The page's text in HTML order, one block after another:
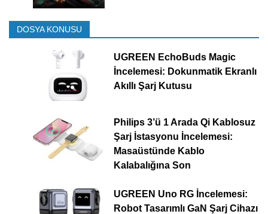
DOSYA KONUSU
UGREEN EchoBuds Magic
İncelemesi: Dokunmatik Ekranlı
Akıllı Şarj Kutusu
Philips 3’ü 1 Arada Qi Kablosuz
Şarj İstasyonu İncelemesi:
Masaüstünde Kablo
Kalabalığına Son
UGREEN Uno RG İncelemesi:
Robot Tasarımlı GaN Şarj Cihazı